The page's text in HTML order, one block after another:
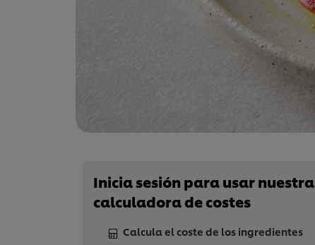
Inicia sesión para usar nuestra
calculadora de costes
Calcula el coste de los ingredientes